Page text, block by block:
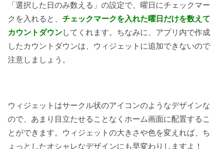
「選択した日のみ数える」の設定で、曜日にチェックマー
クを入れると、 チェックマークを入れた曜日だけを数えて
カウントダウンしてくれます。ちなみに、アプリ内で作成
したカウントダウンは、ウィジェットに追加できないので
注意しましょう。
ウィジェットはサークル状のアイコンのようなデザインな
ので、あまり目立たせることなくホーム画面に配置するこ
とができます。ウィジェットの大きさや色を変えれば、ち
ょっとしたオシャレなデザインにも早変わりしますよ！